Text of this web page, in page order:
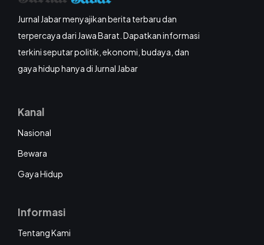
Jurnal Jabar menyajikan berita terbaru dan
terpercaya dari Jawa Barat. Dapatkan informasi
terkini seputar politik, ekonomi, budaya, dan
gaya hidup hanya di Jurnal Jabar
Kanal
Nasional
Bewara
Gaya Hidup
Informasi
Tentang Kami